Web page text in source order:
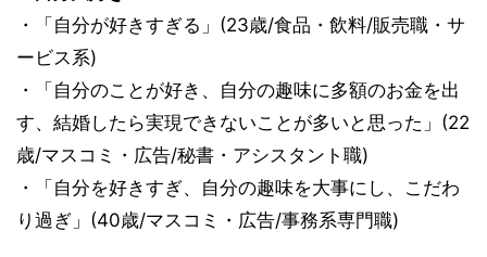
・「自分が好きすぎる」(23歳/食品・飲料/販売職・サ
ービス系)
・「自分のことが好き、自分の趣味に多額のお金を出
す、結婚したら実現できないことが多いと思った」(22
歳/マスコミ・広告/秘書・アシスタント職)
・「自分を好きすぎ、自分の趣味を大事にし、こだわ
り過ぎ」(40歳/マスコミ・広告/事務系専門職)